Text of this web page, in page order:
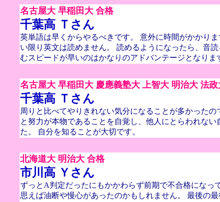
名古屋大 早稲田大 合格
千葉高 Ｔさん
英単語は早くからやるべきです。 意外に時間がかかり
い限り英文は読めません。 読めるようになったら、音
むスピードが早いのはかなりのアドバンテージとなりま
名古屋大 早稲田大 慶應義塾大 上智大 明治大 法
千葉高 Ｔさん
周りと比べてやりきれない気分になることが多かったの
と努力が本物であることを自覚し、他人にとらわれない
た。 自分を知ることが大切です。
北海道大 明治大 合格
市川高 Ｙさん
ずっとA判定だったにもかかわらず前期で不合格になっ
思えば油断や慢心があったのかもしれません。 最後の